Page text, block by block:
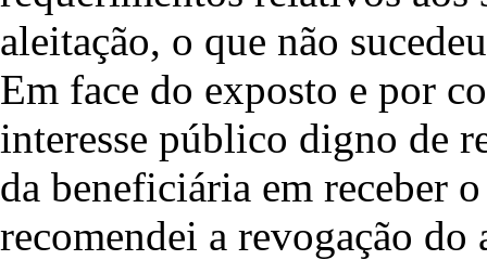
aleitação, o que não
Em face do exposto e por
interesse público digno de
da beneficiária em receber
recomendei a revogação